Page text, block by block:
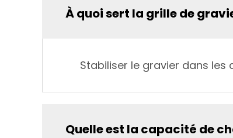
À quoi sert la grille de
Stabiliser le gravier dans les
Quelle est la capacité de